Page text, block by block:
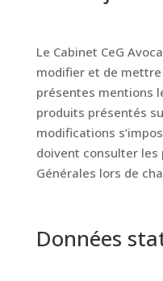
Le Cabinet CeG
modifier et de
présentes mentions
produits présentés
modifications
doivent consulter les
Générales lors de
Données